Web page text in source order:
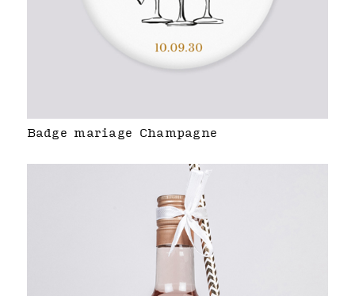
Badge mariage Champagne